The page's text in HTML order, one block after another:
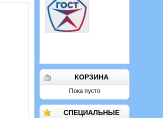
КОРЗИНА
Пока пусто
СПЕЦИАЛЬНЫЕ